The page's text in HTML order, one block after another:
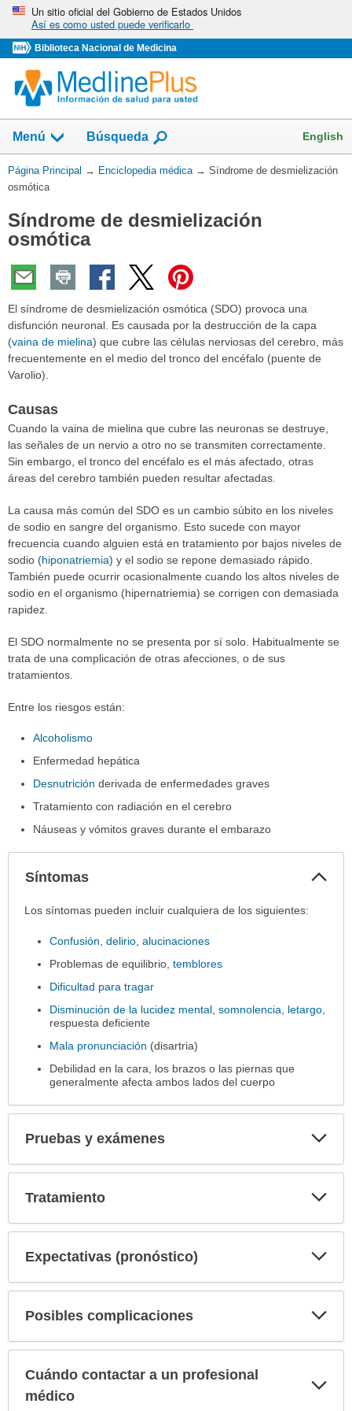
Omita
vaya
al
Contenido
Un sitio oficial del Gobierno de Estados Unidos
Así es como usted puede verificarlo
Biblioteca Nacional de Medicina
Menú Búsqueda English
Usted
está
Página Principal → Enciclopedia médica → Síndrome de desmielización
osmótica
Síndrome de desmielización
osmótica
El síndrome de desmielización osmótica (SDO) provoca una
disfunción neuronal. Es causada por la destrucción de la capa
(vaina de mielina) que cubre las células nerviosas del cerebro, más
frecuentemente en el medio del tronco del encéfalo (puente de
Varolio).
Causas
Cuando la vaina de mielina que cubre las neuronas se destruye,
las señales de un nervio a otro no se transmiten correctamente.
Sin embargo, el tronco del encéfalo es el más afectado, otras
áreas del cerebro también pueden resultar afectadas.
La causa más común del SDO es un cambio súbito en los niveles
de sodio en sangre del organismo. Esto sucede con mayor
frecuencia cuando alguien está en tratamiento por bajos niveles de
sodio (hiponatriemia) y el sodio se repone demasiado rápido.
También puede ocurrir ocasionalmente cuando los altos niveles de
sodio en el organismo (hipernatriemia) se corrigen con demasiada
rapidez.
El SDO normalmente no se presenta por sí solo. Habitualmente se
trata de una complicación de otras afecciones, o de sus
tratamientos.
Entre los riesgos están:
Alcoholismo
Enfermedad hepática
Desnutrición derivada de enfermedades graves
Tratamiento con radiación en el cerebro
Náuseas y vómitos graves durante el embarazo
Síntomas
Síntomas
extendido.
Los síntomas pueden incluir cualquiera de los siguientes:
Confusión ,delirio ,alucinaciones
Problemas de equilibrio,temblores
Dificultad para tragar
Disminución de la lucidez mental ,somnolencia letargo
respuesta deficiente
Mala pronunciación (disartria)
Debilidad en la cara, los brazos o las piernas que
generalmente afecta ambos lados del cuerpo
Pruebas y exámenes
Tratamiento
Expectativas (pronóstico)
Posibles complicaciones
Cuándo contactar a un profesional
médico